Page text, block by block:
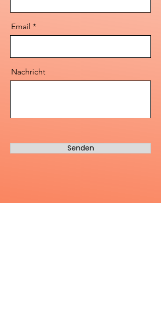
Email
Nachricht
Senden